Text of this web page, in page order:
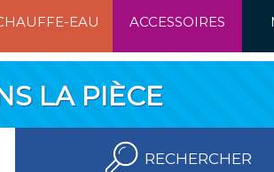
EAU ACCESSOIRES
LA PIÈCE
RECHERCHER